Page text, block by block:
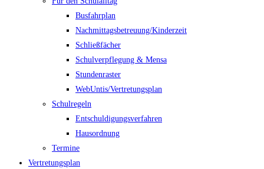
Busfahrplan
Nachmittagsbetreuung/Kinderzeit
Schließfächer
Schulverpflegung & Mensa
Stundenraster
WebUntis/Vertretungsplan
Schulregeln
Entschuldigungsverfahren
Hausordnung
Termine
Vertretungsplan